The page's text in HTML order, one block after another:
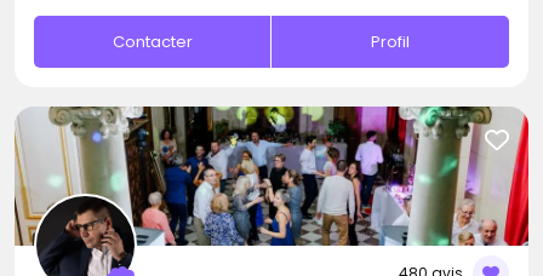
Contacter Profil